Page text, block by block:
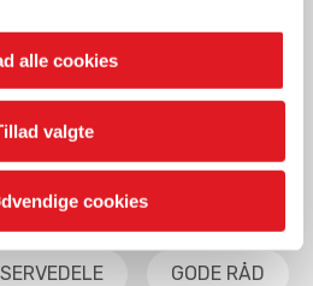
alle cookies
valgte
cookies
ALLE
GODE RÅD